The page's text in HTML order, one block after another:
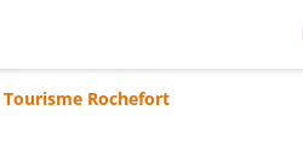
Tourisme Rochefort